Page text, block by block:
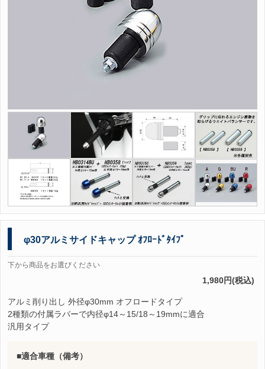
φ30アルミサイドキャップ ｵﾌﾛｰﾄﾞﾀｲﾌﾟ
下から商品をお選びください
1,980円(税込)
アルミ削り出し 外径φ30mm オフロードタイプ
2種類の付属ラバーで内径φ14～15/18～19mmに適合
汎用タイプ
適合車種（備考）